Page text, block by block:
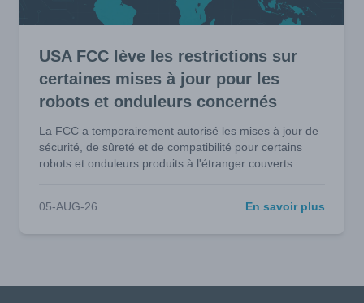
USA FCC lève les restrictions sur
certaines mises à jour pour les
robots et onduleurs concernés
La FCC a temporairement autorisé les mises à jour de
sécurité, de sûreté et de compatibilité pour certains
robots et onduleurs produits à l'étranger couverts.
05-AUG-26 En savoir plus